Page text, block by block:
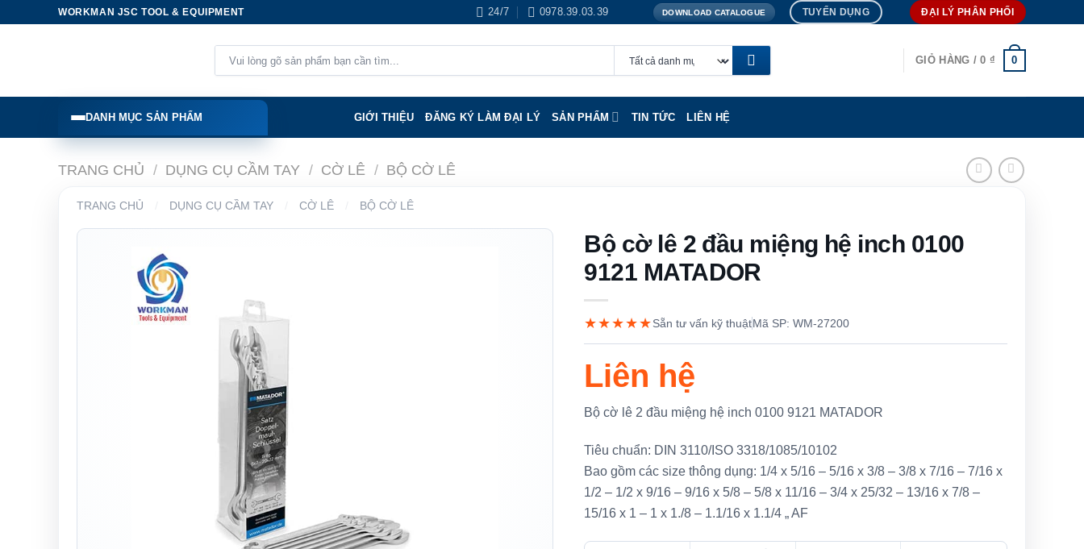
WORKMAN JSC TOOL & EQUIPMENT 24/7 0978.39.03.39 DOWNLOAD CATALOGUE TUYỂN DỤNG ĐẠI LÝ PHÂN PHỐI
kiếm:
GIỎ HÀNG /0 ₫ 0
DANH MỤC SẢN PHẨM GIỚI THIỆU ĐĂNG KÝ LÀM ĐẠI LÝ SẢN PHẨM TIN TỨC LIÊN HỆ
TRANG CHỦ / DỤNG CỤ CẦM TAY / CỜ LÊ / BỘ CỜ LÊ
TRANG CHỦ DỤNG CỤ CẦM TAY CỜ LÊ BỘ CỜ LÊ
Bộ cờ lê 2 đầu miệng hệ inch 0100
9121 MATADOR
★★★★★Sẵn tư vấn kỹ thuậtMã SP: WM-27200
Liên hệ
Bộ cờ lê 2 đầu miệng hệ inch 0100 9121 MATADOR
Tiêu chuẩn: DIN 3110/ISO 3318/1085/10102
Bao gồm các size thông dụng: 1/4 x 5/16 – 5/16 x 3/8 – 3/8 x 7/16 – 7/16 x
1/2 – 1/2 x 9/16 – 9/16 x 5/8 – 5/8 x 11/16 – 3/4 x 25/32 – 13/16 x 7/8 –
15/16 x 1 – 1 x 1./8 – 1.1/16 x 1.1/4 „ AF